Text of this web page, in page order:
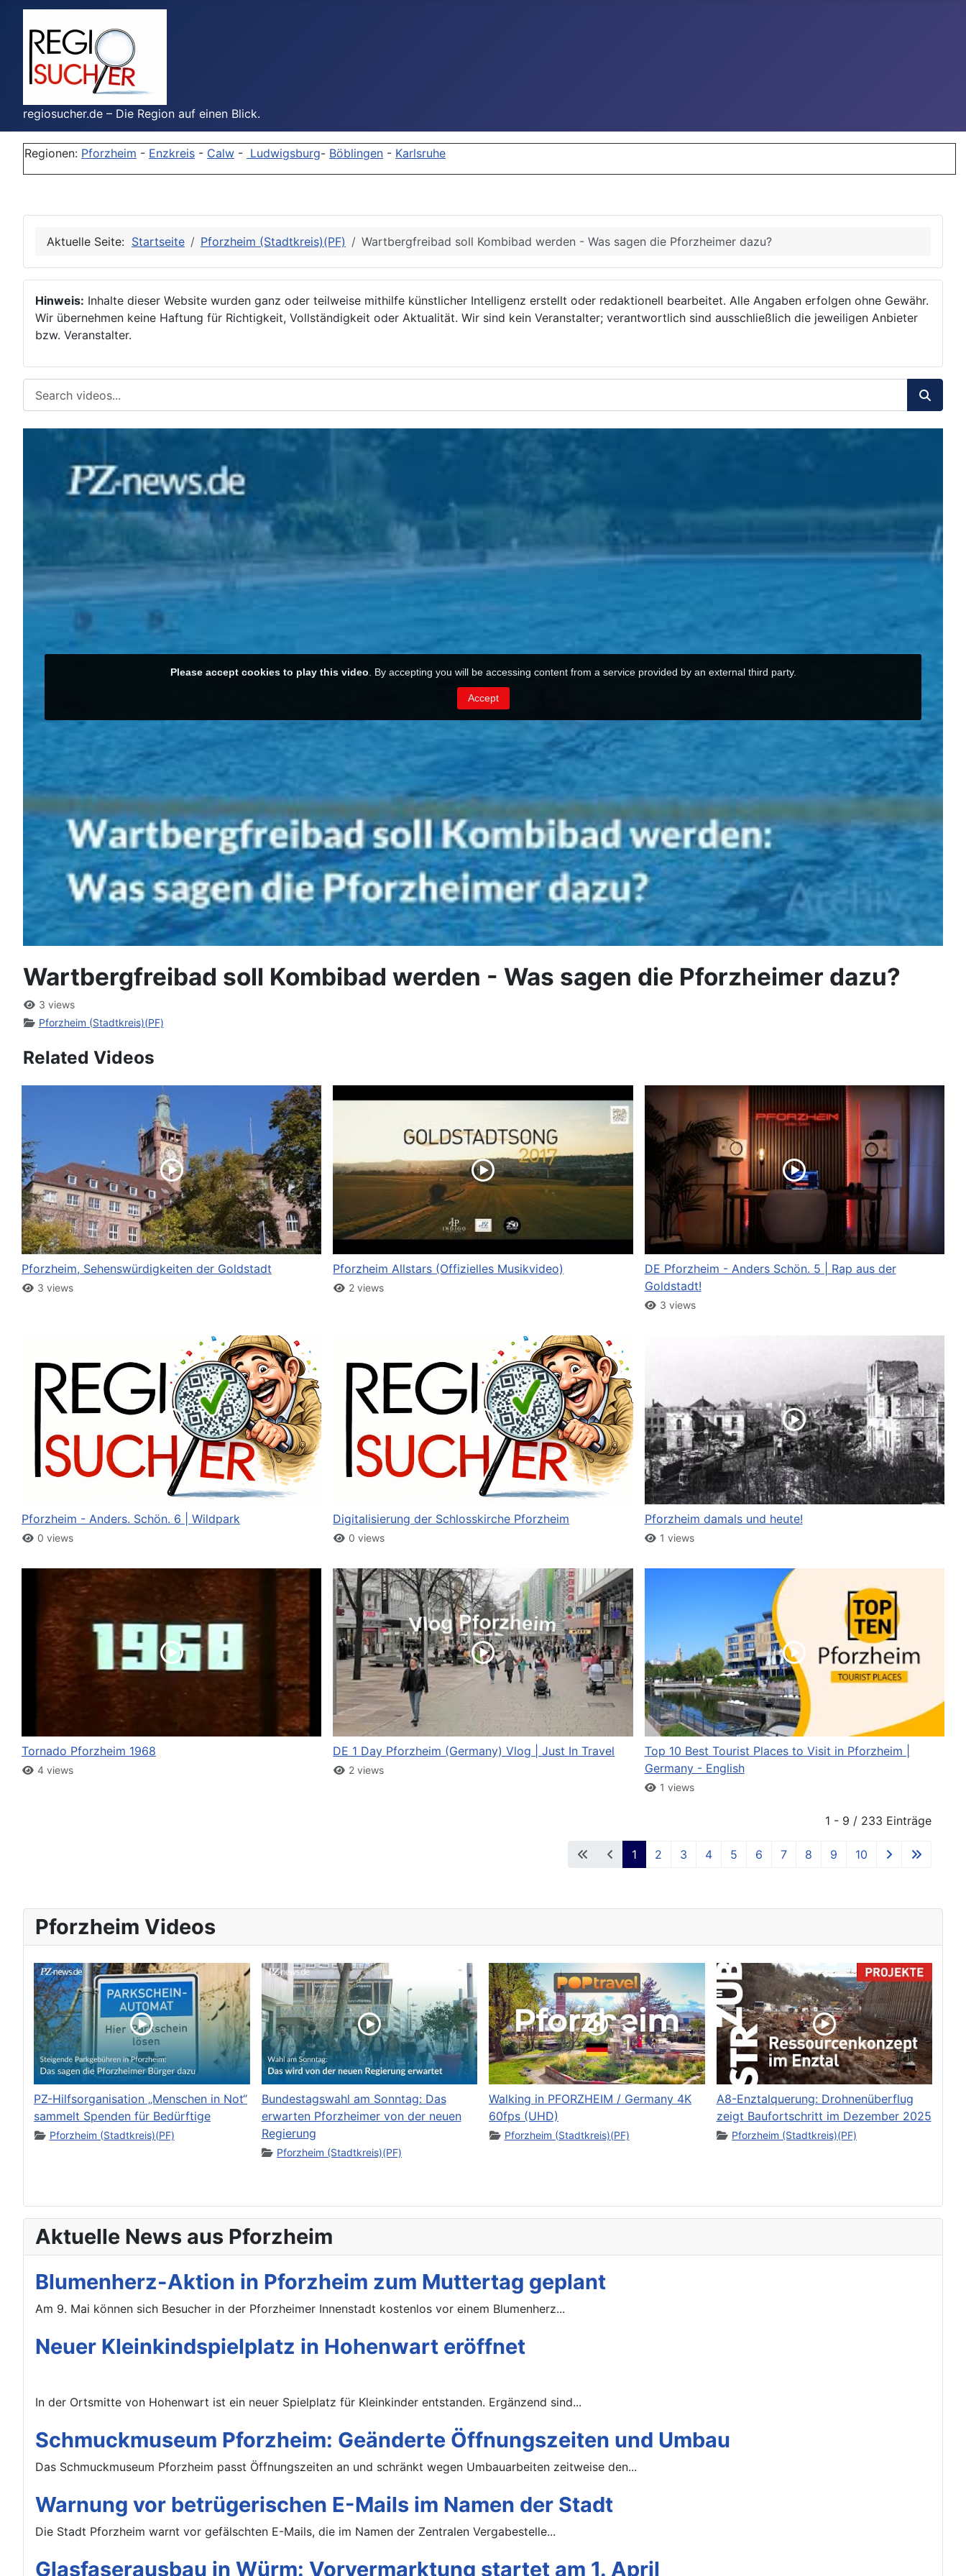
regiosucher.de – Die Region auf einen Blick.
Regionen: Pforzheim - Enzkreis - Calw - Ludwigsburg- Böblingen - Karlsruhe
Aktuelle Seite: Startseite Pforzheim (Stadtkreis)(PF) Wartbergfreibad soll Kombibad werden - Was sagen die Pforzheimer dazu?
Hinweis: Inhalte dieser Website wurden ganz oder teilweise mithilfe künstlicher Intelligenz erstellt oder redaktionell bearbeitet. Alle Angaben erfolgen ohne Gewähr.
Wir übernehmen keine Haftung für Richtigkeit, Vollständigkeit oder Aktualität. Wir sind kein Veranstalter; verantwortlich sind ausschließlich die jeweiligen Anbieter
bzw. Veranstalter.
Wartbergfreibad soll Kombibad werden - Was sagen die Pforzheimer dazu?
3 views
Pforzheim (Stadtkreis)(PF)
Related Videos
Pforzheim, Sehenswürdigkeiten der Goldstadt
3 views
Pforzheim Allstars (Offizielles Musikvideo)
2 views
DE Pforzheim - Anders Schön. 5 | Rap aus der
Goldstadt!
3 views
Pforzheim - Anders. Schön. 6 | Wildpark
0 views
Digitalisierung der Schlosskirche Pforzheim
0 views
Pforzheim damals und heute!
1 views
Tornado Pforzheim 1968
4 views
DE 1 Day Pforzheim (Germany) Vlog | Just In Travel
2 views
Top 10 Best Tourist Places to Visit in Pforzheim |
Germany - English
1 views
1 - 9 / 233 Einträge
1 2 3 4 5 6 7 8 9 10
Pforzheim Videos
PZ-Hilfsorganisation „Menschen in Not“
sammelt Spenden für Bedürftige
Pforzheim (Stadtkreis)(PF)
Bundestagswahl am Sonntag: Das
erwarten Pforzheimer von der neuen
Regierung
Pforzheim (Stadtkreis)(PF)
Walking in PFORZHEIM / Germany 4K
60fps (UHD)
Pforzheim (Stadtkreis)(PF)
A8-Enztalquerung: Drohnenüberflug
zeigt Baufortschritt im Dezember 2025
Pforzheim (Stadtkreis)(PF)
Aktuelle News aus Pforzheim
Blumenherz-Aktion in Pforzheim zum Muttertag geplant
Am 9. Mai können sich Besucher in der Pforzheimer Innenstadt kostenlos vor einem Blumenherz...
Neuer Kleinkindspielplatz in Hohenwart eröffnet
In der Ortsmitte von Hohenwart ist ein neuer Spielplatz für Kleinkinder entstanden. Ergänzend sind...
Schmuckmuseum Pforzheim: Geänderte Öffnungszeiten und Umbau
Das Schmuckmuseum Pforzheim passt Öffnungszeiten an und schränkt wegen Umbauarbeiten zeitweise den...
Warnung vor betrügerischen E-Mails im Namen der Stadt
Die Stadt Pforzheim warnt vor gefälschten E-Mails, die im Namen der Zentralen Vergabestelle...
Glasfaserausbau in Würm: Vorvermarktung startet am 1. April